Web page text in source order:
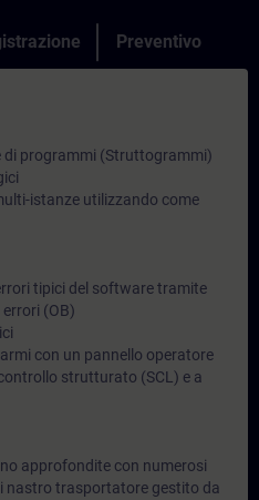
Preventivo
di programmi (Struttogrammi)
istanze utilizzando come
tipici del software tramite
(OB)
con un pannello operatore
strutturato (SCL) e a
approfondite con numerosi
nastro trasportatore gestito da